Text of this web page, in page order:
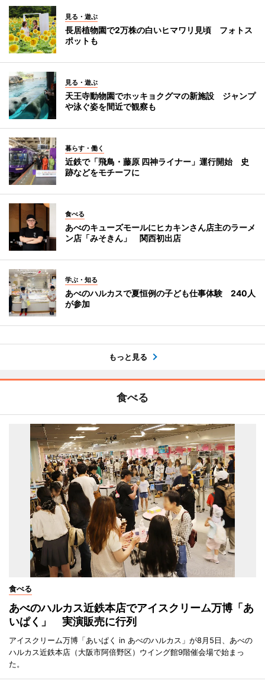
見る・遊ぶ
長居植物園で2万株の白いヒマワリ見頃 フォトス
ポットも
見る・遊ぶ
天王寺動物園でホッキョクグマの新施設 ジャンプ
や泳ぐ姿を間近で観察も
暮らす・働く
近鉄で「飛鳥・藤原 四神ライナー」運行開始 史
跡などをモチーフに
食べる
あべのキューズモールにヒカキンさん店主のラーメ
ン店「みそきん」 関西初出店
学ぶ・知る
あべのハルカスで夏恒例の子ども仕事体験 240人
が参加
もっと見る
食べる
食べる
あべのハルカス近鉄本店でアイスクリーム万博「あ
いぱく」 実演販売に行列
アイスクリーム万博「あいぱく in あべのハルカス」が8月5日、あべの
ハルカス近鉄本店（大阪市阿倍野区）ウイング館9階催会場で始まっ
た。